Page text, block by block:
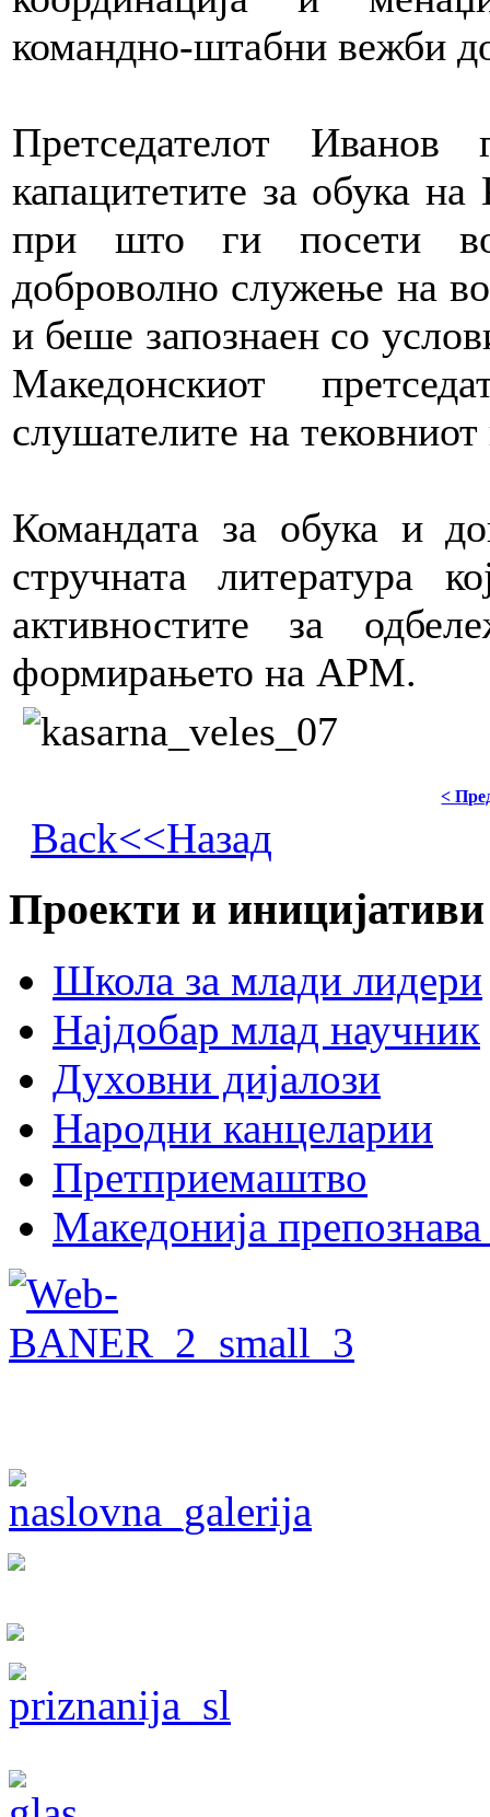
командно-штабни вежби
Претседателот
капацитетите за обука
при што ги посети
доброволно служење на
и беше запознаен со
Македонскиот
слушателите на
Командата за обука и
стручната литература
активностите за
формирањето на АРМ.
<
Back<<Назад
Проекти и иницијативи
Школа за млади лидери
Најдобар млад научник
Духовни дијалози
Народни канцеларии
Претприемаштво
Македонија